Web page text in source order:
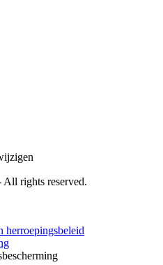
All rights reserved.
herroepingsbeleid